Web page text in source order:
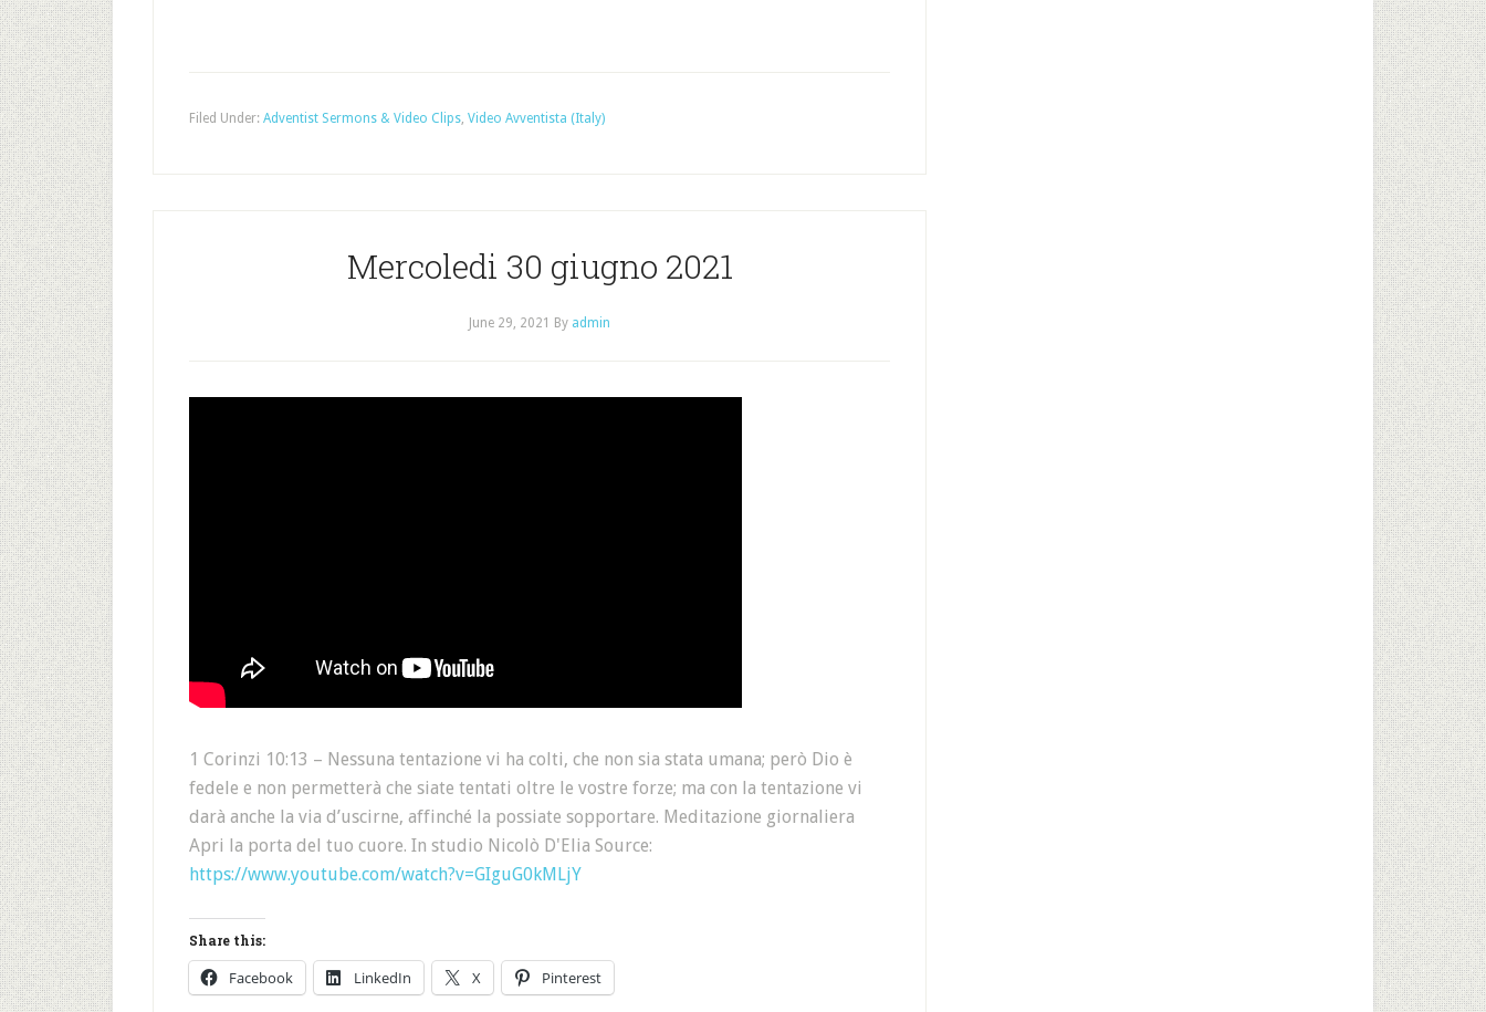
Filed Under: Adventist Sermons & Video Clips, Video Avventista (Italy)
Mercoledi 30 giugno 2021
June 29, 2021 By admin
1 Corinzi 10:13 – Nessuna tentazione vi ha colti, che non sia stata umana; però Dio è
fedele e non permetterà che siate tentati oltre le vostre forze; ma con la tentazione vi
darà anche la via d’uscirne, affinché la possiate sopportare. Meditazione giornaliera
Apri la porta del tuo cuore. In studio Nicolò D'Elia Source:
https://www.youtube.com/watch?v=GIguG0kMLjY
Share this:
Facebook LinkedIn X Pinterest